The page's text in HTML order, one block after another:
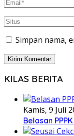
Simpan nama,
KILAS BERITA
Kamis, 9 Juli
Belasan